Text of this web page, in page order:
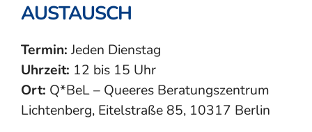
AUSTAUSCH
Termin:Jeden Dienstag
Uhrzeit: 12 bis 15 Uhr
Ort: Q*BeL – Queeres Beratungszentrum
Lichtenberg, Eitelstraße 85, 10317 Berlin